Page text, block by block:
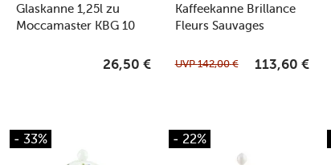
Glaskanne 1,25l zu
Moccamaster KBG 10
26,50 €
Kaffeekanne Brillance
Fleurs Sauvages
UVP142,00 € 113,60 €
- 33% - 22%